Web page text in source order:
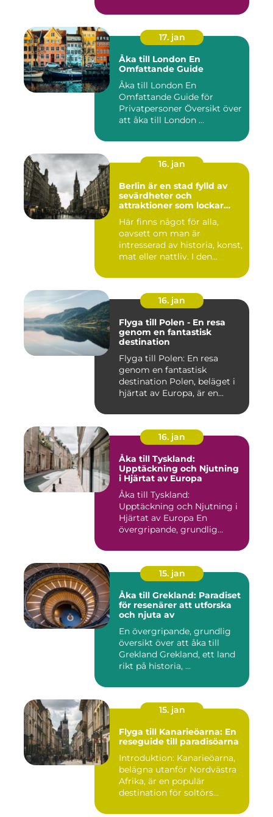
17. jan
Åka till London En
Omfattande Guide
Åka till London En
Omfattande Guide för
Privatpersoner Översikt över
att åka till London ...
16. jan
Berlin är en stad fylld av
sevärdheter och
attraktioner som lockar
Här finns något för alla,
oavsett om man är
intresserad av historia, konst,
mat eller nattliv. I den...
16. jan
Flyga till Polen - En resa
genom en fantastisk
destination
Flyga till Polen: En resa
genom en fantastisk
destination Polen, beläget i
hjärtat av Europa, är en...
16. jan
Åka till Tyskland:
Upptäckning och Njutning
i Hjärtat av Europa
Åka till Tyskland:
Upptäckning och Njutning i
Hjärtat av Europa En
övergripande, grundlig
15. jan
Åka till Grekland: Paradiset
för resenärer att utforska
och njuta av
En övergripande, grundlig
översikt över att åka till
Grekland Grekland, ett land
rikt på historia, ...
15. jan
Flyga till Kanarieöarna: En
reseguide till paradisöarna
Introduktion: Kanarieöarna,
belägna utanför Nordvästra
Afrika, är en populär
destination för soltörs...